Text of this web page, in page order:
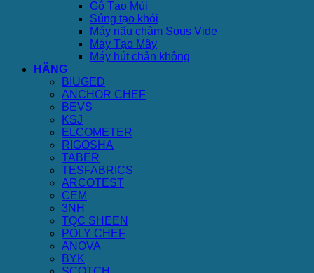
Gỗ Tạo Mùi
Súng tạo khói
Máy nấu chậm Sous Vide
Máy Tạo Mây
Máy hút chân không
HÃNG
BIUGED
ANCHOR CHEF
BEVS
KSJ
ELCOMETER
RIGOSHA
TABER
TESFABRICS
ARCOTEST
CEM
3NH
TQC SHEEN
POLY CHEF
ANOVA
BYK